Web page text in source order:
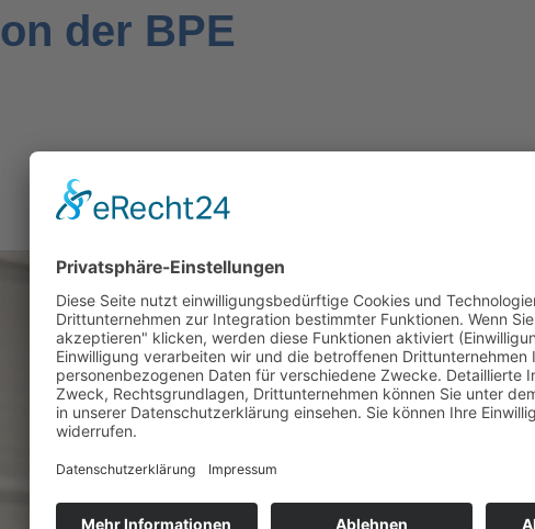
der BPE
WIR BENÖTIGEN IHRE
ZUSTIMMUNG, UM DEN YOUTUBE
VIDEO-SERVICE ZU LADEN!
Wir verwenden einen Service eines
Drittanbieters, um Videoinhalte einzubetten.
sammeln. Bitte lesen Sie die Details durch und
dieses Video anzusehen.